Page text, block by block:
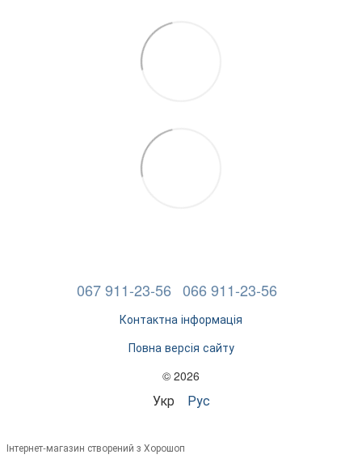
067 911-23-56 066 911-23-56
Контактна інформація
Повна версія сайту
© 2026
Укр Рус
Інтернет-магазин створений з Хорошоп